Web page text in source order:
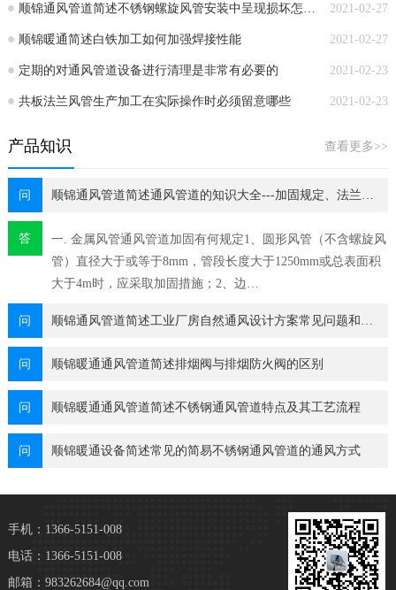
2021-02-27
2021-02-27
顺锦暖通简述白铁加工如何加强焊接性能
2021-02-23
定期的对通风管道设备进行清理是非常有必要的
2021-02-23
共板法兰风管生产加工在实际操作时必须留意哪些
查看更多>>
产品知识
问 顺锦通风管道简述通风管道的知识大全---加固规定、法兰…
答
一. 金属风管通风管道加固有何规定1、圆形风管（不含螺旋风
管）直径大于或等于8mm，管段长度大于1250mm或总表面积
大于4m时，应采取加固措施；2、边…
问 顺锦通风管道简述工业厂房自然通风设计方案常见问题和合…
问 顺锦暖通通风管道简述排烟阀与排烟防火阀的区别
问 顺锦暖通通风管道简述不锈钢通风管道特点及其工艺流程
问 顺锦暖通设备简述常见的简易不锈钢通风管道的通风方式
手机：1366-5151-008
电话：1366-5151-008
邮箱：983262684@qq.com